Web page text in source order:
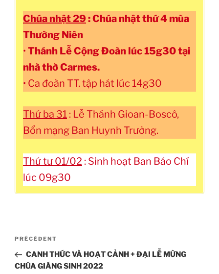
Chúa nhật 29 : Chúa nhật thứ 4 mùa
Thường Niên
• Thánh Lễ Cộng Đoàn lúc 15g30 tại
nhà thờ Carmes.
• Ca đoàn TT. tập hát lúc 14g30
Thứ ba 31 : Lễ Thánh Gioan-Boscô,
Bổn mạng Ban Huynh Trưởng.
Thứ tư 01/02 : Sinh hoạt Ban Báo Chí
lúc 09g30
Navigation
l’article
Article
précédent
PRÉCÉDENT
CANH THỨC VÀ HOẠT CẢNH + ĐẠI LỄ MỪNG
CHÚA GIÁNG SINH 2022